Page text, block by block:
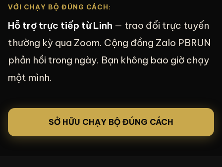
VỚI CHẠY BỘ ĐÚNG CÁCH:
Hỗ trợ trực tiếp từ Linh — trao đổi trực tuyến
thường kỳ qua Zoom. Cộng đồng Zalo PBRUN
phản hồi trong ngày. Bạn không bao giờ chạy
một mình.
SỞ HỮU CHẠY BỘ ĐÚNG CÁCH